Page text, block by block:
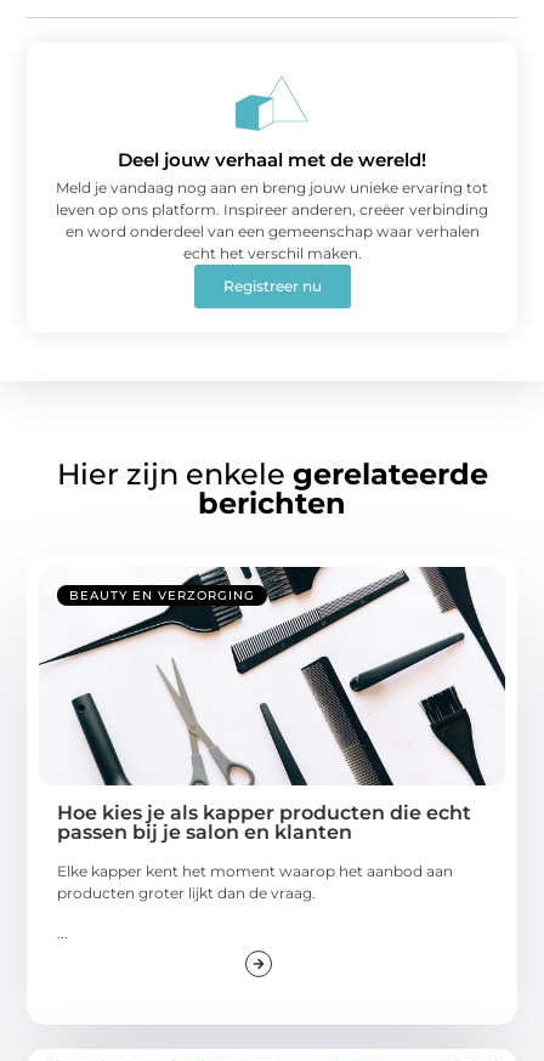
Deel jouw verhaal met de wereld!
Meld je vandaag nog aan en breng jouw unieke ervaring tot
leven op ons platform. Inspireer anderen, creëer verbinding
en word onderdeel van een gemeenschap waar verhalen
echt het verschil maken.
Registreer nu
Hier zijn enkele gerelateerde
berichten
BEAUTY EN VERZORGING
Hoe kies je als kapper producten die echt
passen bij je salon en klanten
Elke kapper kent het moment waarop het aanbod aan
producten groter lijkt dan de vraag.